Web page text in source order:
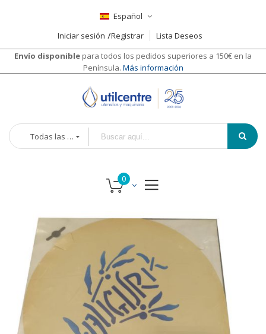
Español
Iniciar sesión
Registrar
Lista Deseos
Envío disponible para todos los pedidos superiores a 150€ en la
Península. Más información
Todas las categorías
galería
imágenes